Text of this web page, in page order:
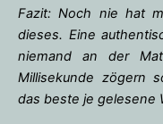
Fazit: Noch nie hat
dieses. Eine
niemand an der
Millisekunde zögern
das beste je gelesene